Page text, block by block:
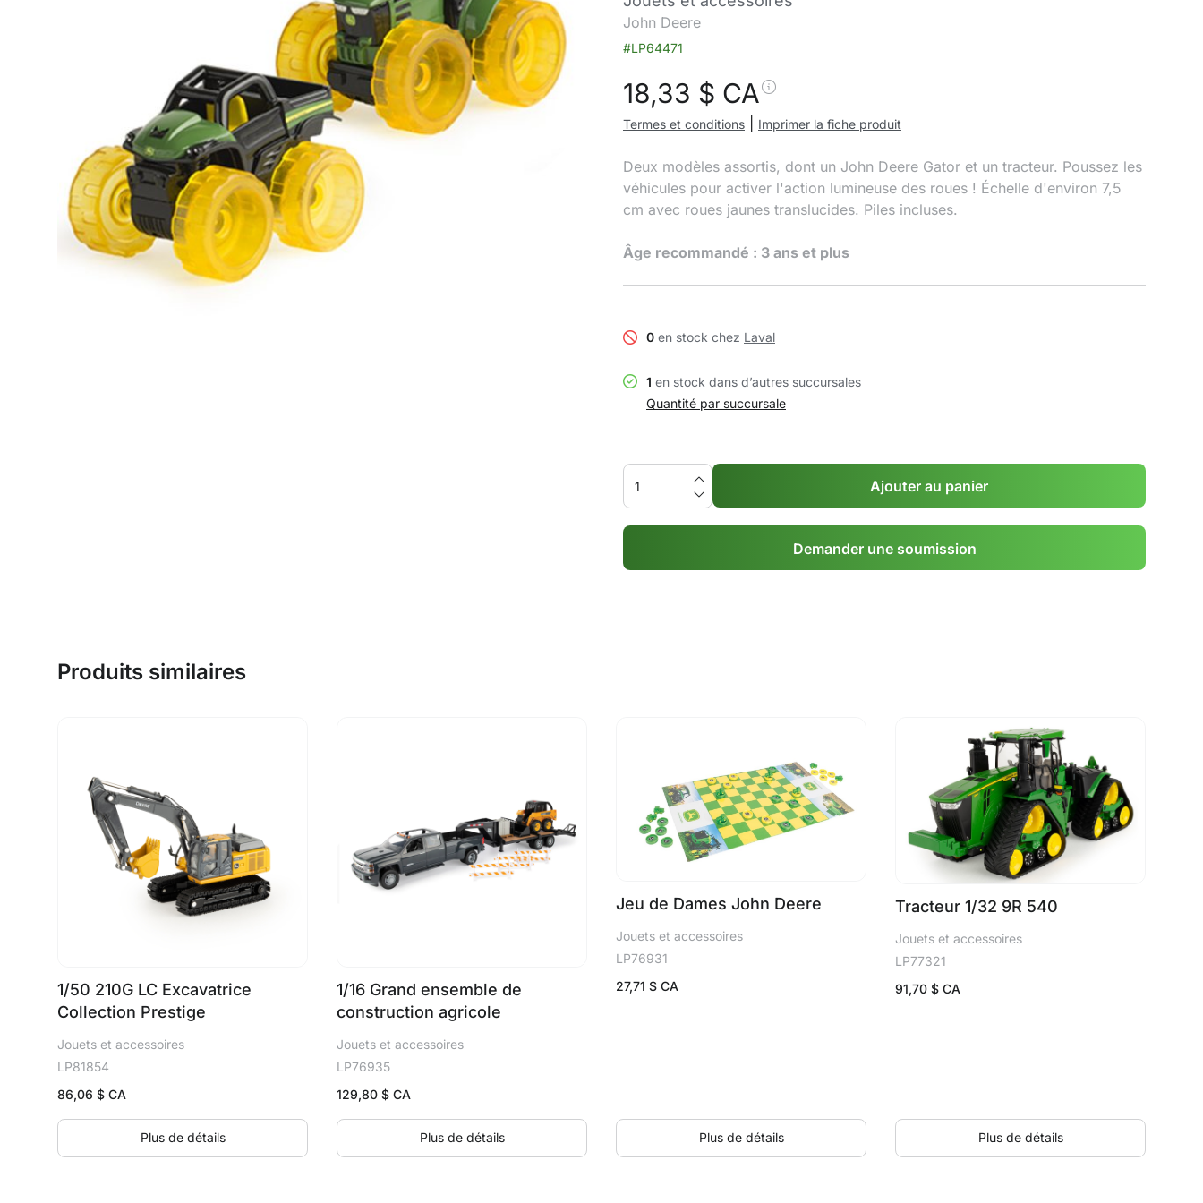
John Deere
#LP64471
18,33 $ CA
Termes et conditions Imprimer la fiche produit
Deux modèles assortis, dont un John Deere Gator et un tracteur. Poussez les
véhicules pour activer l'action lumineuse des roues ! Échelle d'environ 7,5
cm avec roues jaunes translucides. Piles incluses.
Âge recommandé : 3 ans et plus
0 en stock chez Laval
1 en stock dans d’autres succursales
Quantité par succursale
Ajouter au panier
Demander une soumission
Produits similaires
1/50 210G LC Excavatrice
Collection Prestige
Jouets et accessoires
LP81854
86,06 $ CA
Plus de détails
1/16 Grand ensemble de
construction agricole
Jouets et accessoires
LP76935
129,80 $ CA
Plus de détails
Jeu de Dames John Deere
Jouets et accessoires
LP76931
27,71 $ CA
Plus de détails
Tracteur 1/32 9R 540
Jouets et accessoires
LP77321
91,70 $ CA
Plus de détails